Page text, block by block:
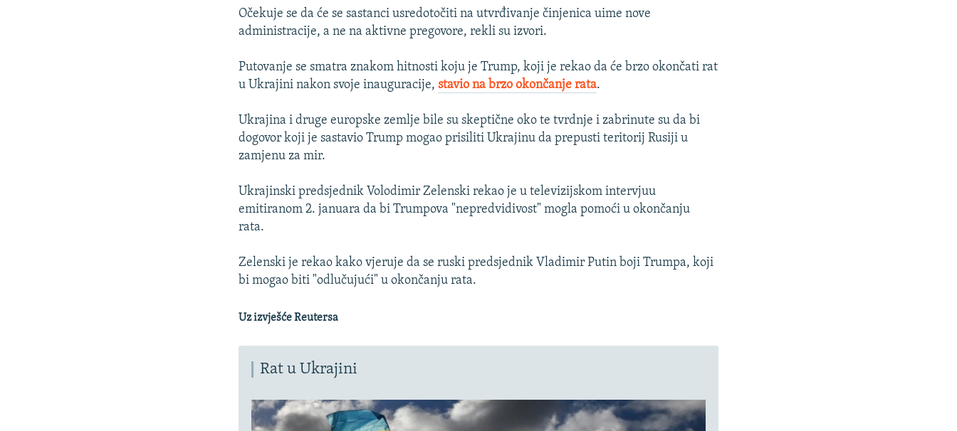
Očekuje se da će se sastanci usredotočiti na utvrđivanje činjenica uime nove
administracije, a ne na aktivne pregovore, rekli su izvori.
Putovanje se smatra znakom hitnosti koju je Trump, koji je rekao da će brzo okončati rat
u Ukrajini nakon svoje inauguracije,stavio na brzo okončanje rata.
Ukrajina i druge europske zemlje bile su skeptične oko te tvrdnje i zabrinute su da bi
dogovor koji je sastavio Trump mogao prisiliti Ukrajinu da prepusti teritorij Rusiji u
zamjenu za mir.
Ukrajinski predsjednik Volodimir Zelenski rekao je u televizijskom intervjuu
emitiranom 2. januara da bi Trumpova "nepredvidivost" mogla pomoći u okončanju
rata.
Zelenski je rekao kako vjeruje da se ruski predsjednik Vladimir Putin boji Trumpa, koji
bi mogao biti "odlučujući" u okončanju rata.
Uz izvješće Reutersa
Rat u Ukrajini